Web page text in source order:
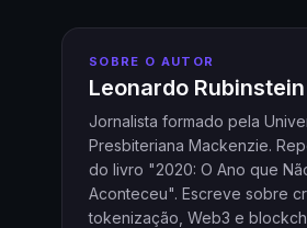
SOBRE O AUTOR
Leonardo Rubinstein
Jornalista formado pela
Presbiteriana Mackenzie.
do livro "2020: O Ano que
Aconteceu". Escreve sobre
tokenização, Web3 e